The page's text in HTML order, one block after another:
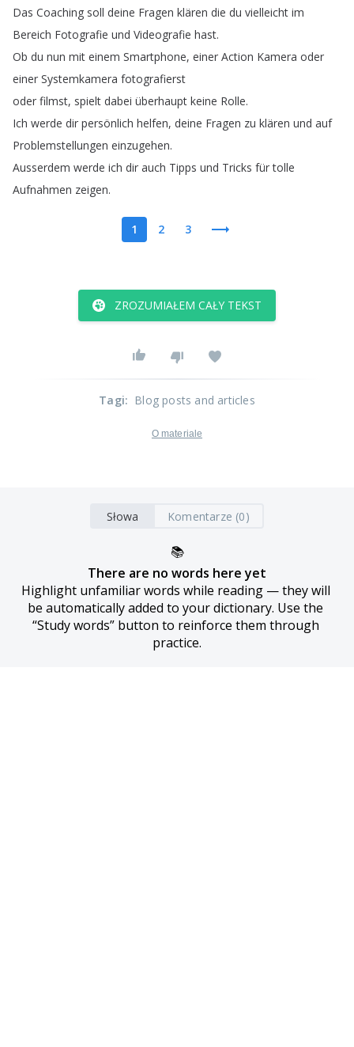
Das Coaching soll deine Fragen klären die du vielleicht im
Bereich Fotografie und Videografie hast.
Ob du nun mit einem Smartphone, einer Action Kamera oder
einer Systemkamera fotografierst
oder filmst, spielt dabei überhaupt keine Rolle.
Ich werde dir persönlich helfen, deine Fragen zu klären und auf
Problemstellungen einzugehen.
Ausserdem werde ich dir auch Tipps und Tricks für tolle
Aufnahmen zeigen.
1 2 3
ZROZUMIAŁEM CAŁY TEKST
Tagi: Blog posts and articles
O materiale
Słowa Komentarze (0)
📚
There are no words here yet
Highlight unfamiliar words while reading — they will
be automatically added to your dictionary. Use the
“Study words” button to reinforce them through
practice.